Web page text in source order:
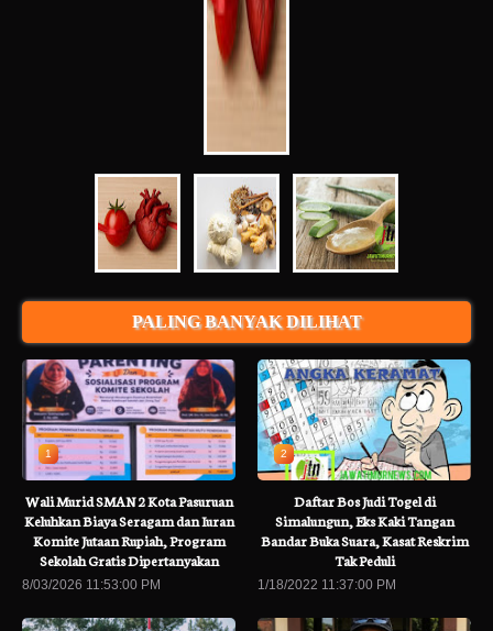
PALING BANYAK DILIHAT
1
Wali Murid SMAN 2 Kota Pasuruan
Keluhkan Biaya Seragam dan Iuran
Komite Jutaan Rupiah, Program
Sekolah Gratis Dipertanyakan
8/03/2026 11:53:00 PM
2
Daftar Bos Judi Togel di
Simalungun, Eks Kaki Tangan
Bandar Buka Suara, Kasat Reskrim
Tak Peduli
1/18/2022 11:37:00 PM